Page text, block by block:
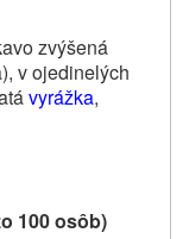
zvýšená
v ojedinelých
vyrážka,
100 osôb)